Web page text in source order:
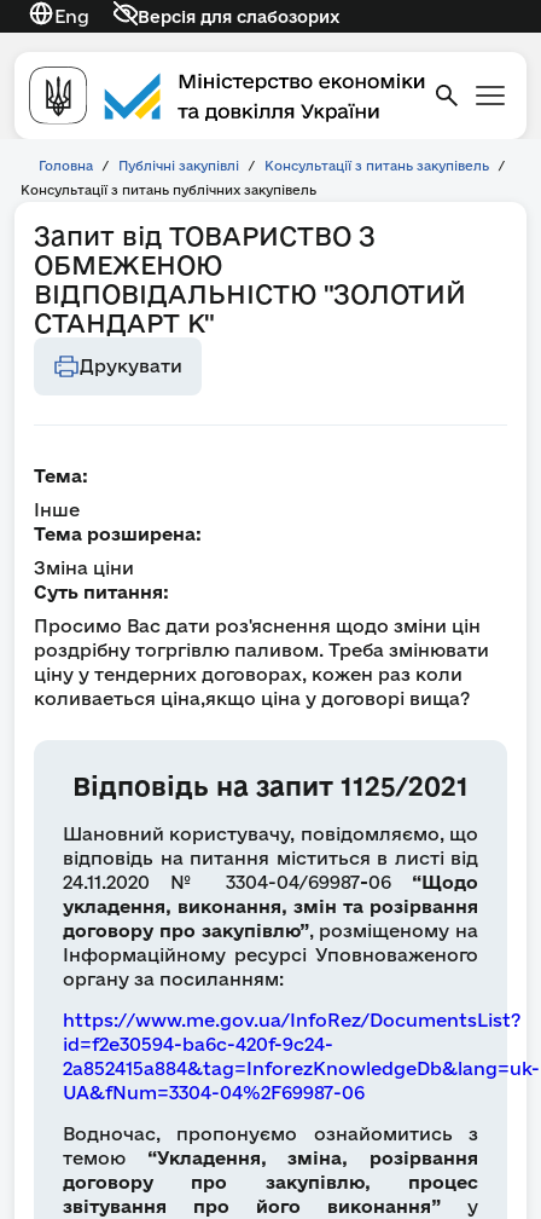
Eng Версія для слабозорих
Головна / Публічні закупівлі / Консультації з питань закупівель
/
Консультації з питань публічних закупівель
Запит від ТОВАРИСТВО З
ОБМЕЖЕНОЮ
ВІДПОВІДАЛЬНІСТЮ "ЗОЛОТИЙ
СТАНДАРТ К"
Друкувати
Тема:
Інше
Тема розширена:
Зміна ціни
Суть питання:
Просимо Вас дати роз'яснення щодо зміни цін
роздрібну тогргівлю паливом. Треба змінювати
ціну у тендерних договорах, кожен раз коли
коливаеться ціна,якщо ціна у договорі вища?
Відповідь на запит 1125/2021
Шановний користувачу, повідомляємо, що
відповідь на питання міститься в листі від
24.11.2020 № 3304-04/69987-06 “Щодо
укладення, виконання, змін та розірвання
договору про закупівлю”, розміщеному на
Інформаційному ресурсі Уповноваженого
органу за посиланням:
https://www.me.gov.ua/InfoRez/DocumentsList?
id=f2e30594-ba6c-420f-9c24-
2a852415a884&tag=InforezKnowledgeDb&lang=uk-
UA&fNum=3304-04%2F69987-06
Водночас, пропонуємо ознайомитись з
темою “Укладення, зміна, розірвання
договору про закупівлю, процес
звітування про його виконання” у